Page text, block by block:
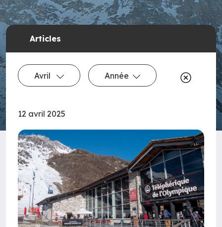
Articles
Avril Année
12 avril 2025